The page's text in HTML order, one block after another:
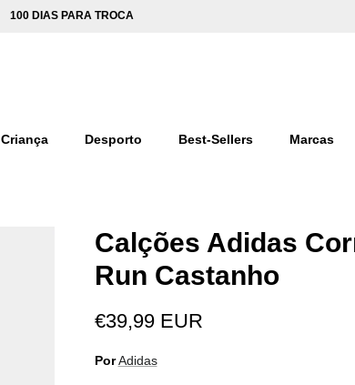
100 DIAS PARA TROCA
Criança Desporto Best-Sellers Marcas
Calções Adidas
Run Castanho
€39,99 EUR
Por Adidas